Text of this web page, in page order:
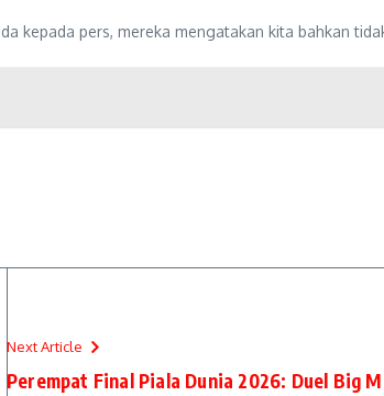
kepada pers, mereka mengatakan kita bahkan
Next Article
Perempat Final Piala Dunia 2026: Duel Big